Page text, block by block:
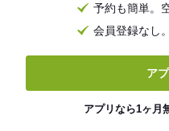
予約も簡単。
会員登録なし
ア
アプリなら1ヶ月